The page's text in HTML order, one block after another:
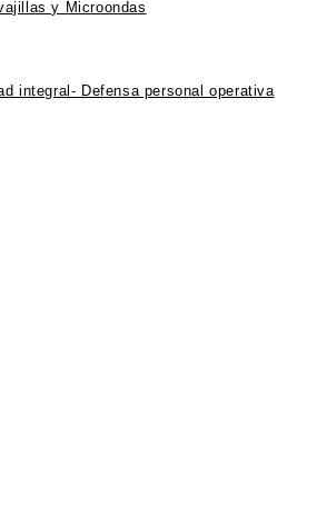
y Microondas
integral- Defensa personal operativa